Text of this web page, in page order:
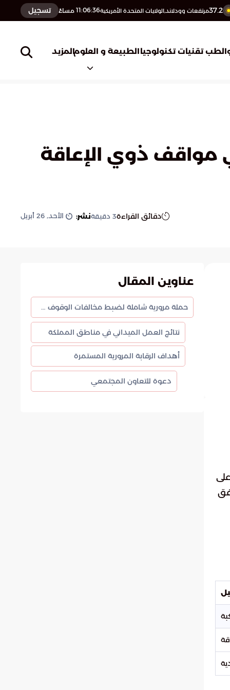
37.2مرتفعات وودلاند,الولايات المتحدة الأمريكية11:06:37 مساءً تسجيل
تقنيات تكنولوجياالطبيعة و العلومالمزيد
مواقف ذوي الإعاقة
دقائق القراءة3 دقيقةنشر: الأحد, 26 أبريل
عناوين المقال
حملة مرورية شاملة لضبط مخالفات الوقوف في أماكن ذوي الإعاقة
نتائج العمل الميداني في مناطق المملكة
أهداف الرقابة المرورية المستمرة
دعوة للتعاون المجتمعي